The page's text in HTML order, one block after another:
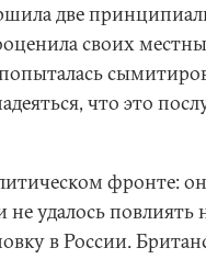
две
своих
что это
фронте:
удалось повлиять
в России.